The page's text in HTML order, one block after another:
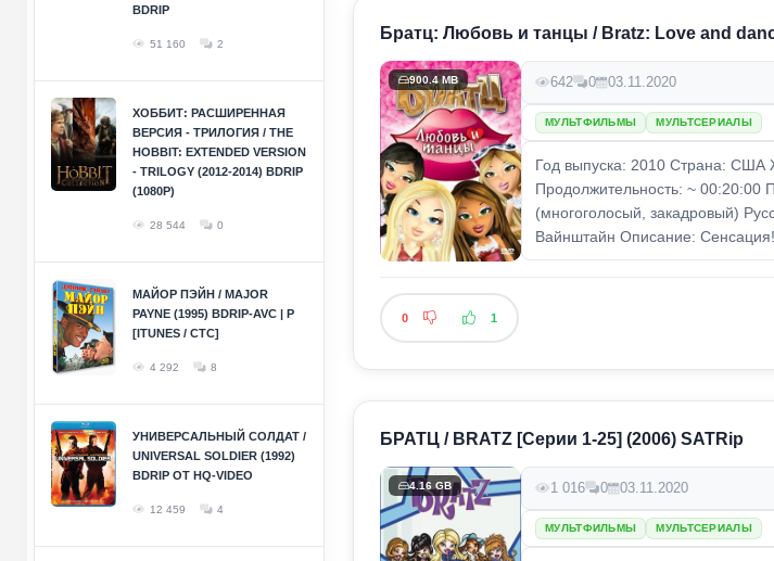
BDRIP
51 160 2
ХОББИТ: РАСШИРЕННАЯ
ВЕРСИЯ - ТРИЛОГИЯ / THE
HOBBIT: EXTENDED VERSION
- TRILOGY (2012-2014) BDRIP
(1080P)
28 544 0
МАЙОР ПЭЙН / MAJOR
PAYNE (1995) BDRIP-AVC | P
[ITUNES / СТС]
4 292 8
УНИВЕРСАЛЬНЫЙ СОЛДАТ /
UNIVERSAL SOLDIER (1992)
BDRIP ОТ HQ-VIDEO
12 459 4
Братц: Любовь и танцы / Bratz: Love and
900.4 MB 642 0 03.11.2020
МУЛЬТФИЛЬМЫ МУЛЬТСЕРИАЛЫ
Год выпуска: 2010 Страна: США
Продолжительность: ~
(многоголосый, закадровый)
Вайнштайн Описание:
0 1
БРАТЦ / BRATZ [Серии 1-25] (2006) SATRip
4.16 GB 1 016 0 03.11.2020
МУЛЬТФИЛЬМЫ МУЛЬТСЕРИАЛЫ